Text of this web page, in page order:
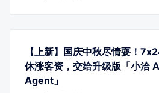
【上新】国庆中秋尽情耍！
休涨客资，交给升级版「小洽
Agent」